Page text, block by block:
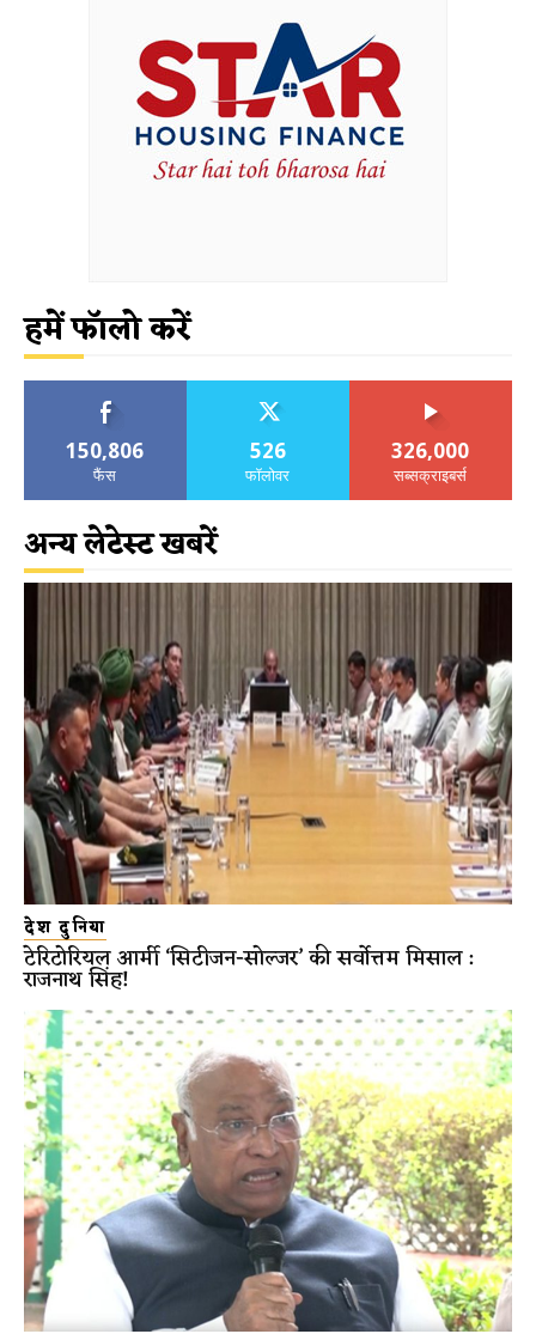
हमें फॉलो करें
150,806
फैंस
526
फॉलोवर
326,000
सब्सक्राइबर्स
अन्य लेटेस्ट खबरें
देश दुनिया
टेरिटोरियल आर्मी ‘सिटीजन-सोल्जर’ की सर्वोत्तम मिसाल :
राजनाथ सिंह!